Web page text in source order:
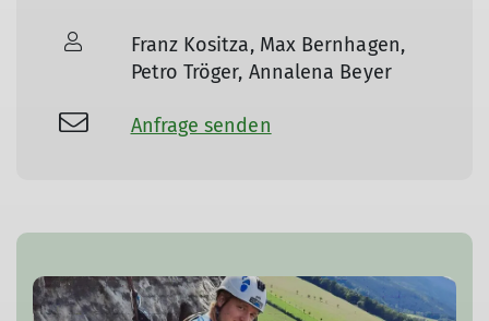
Franz Kositza, Max Bernhagen,
Petro Tröger, Annalena Beyer
Anfrage senden